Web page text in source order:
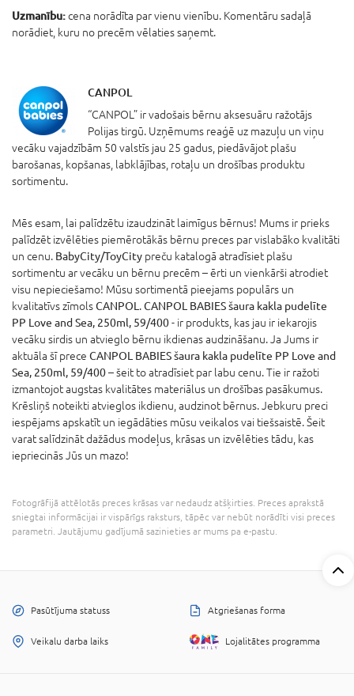
Uzmanību:cena norādīta par vienu vienību. Komentāru sadaļā
norādiet, kuru no precēm vēlaties saņemt.
CANPOL
“CANPOL” ir vadošais bērnu aksesuāru ražotājs
Polijas tirgū. Uzņēmums reaģē uz mazuļu un viņu
vecāku vajadzībām 50 valstīs jau 25 gadus, piedāvājot plašu
barošanas, kopšanas, labklājības, rotaļu un drošības produktu
sortimentu.
Mēs esam, lai palīdzētu izaudzināt laimīgus bērnus! Mums ir prieks
palīdzēt izvēlēties piemērotākās bērnu preces par vislabāko kvalitāti
un cenu. BabyCity/ToyCity preču katalogā atradīsiet plašu
sortimentu ar vecāku un bērnu precēm – ērti un vienkārši atrodiet
visu nepieciešamo! Mūsu sortimentā pieejams populārs un
kvalitatīvs zīmolsCANPOL .CANPOL BABIES šaura kakla pudelīte
PP Love and Sea, 250ml, 59/400- ir produkts, kas jau ir iekarojis
vecāku sirdis un atvieglo bērnu ikdienas audzināšanu. Ja Jums ir
aktuāla šī prece CANPOL BABIES šaura kakla pudelīte PP Love and
Sea, 250ml, 59/400– šeit to atradīsiet par labu cenu. Tie ir ražoti
izmantojot augstas kvalitātes materiālus un drošības pasākumus.
Krēsliņš noteikti atvieglos ikdienu, audzinot bērnus. Jebkuru preci
iespējams apskatīt un iegādāties mūsu veikalos vai tiešsaistē. Šeit
varat salīdzināt dažādus modeļus, krāsas un izvēlēties tādu, kas
iepriecinās Jūs un mazo!
Fotogrāfijā attēlotās preces krāsas var nedaudz atšķirties. Preces aprakstā
sniegtai informācijai ir vispārīgs raksturs, tāpēc var nebūt norādīti visi preces
parametri. Jautājumu gadījumā sazinieties ar mums pa e-pastu.
Pasūtījuma statuss Atgriešanas forma
Veikalu darba laiks Lojalitātes programma